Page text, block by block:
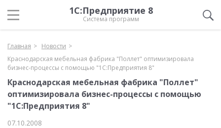
1С:Предприятие 8
Система программ
Главная
Новости
Краснодарская мебельная фабрика "Поллет" оптимизировала
бизнес-процессы с помощью "1С:Предприятия 8"
Краснодарская мебельная фабрика "Поллет"
оптимизировала бизнес-процессы с помощью
"1С:Предприятия 8"
07.10.2008